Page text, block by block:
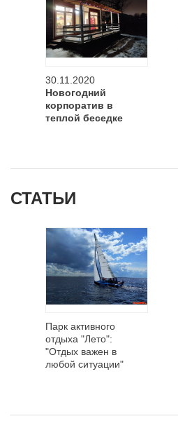
30.11.2020
Новогодний
корпоратив в
теплой беседке
СТАТЬИ
Парк активного
отдыха "Лето":
"Отдых важен в
любой ситуации"